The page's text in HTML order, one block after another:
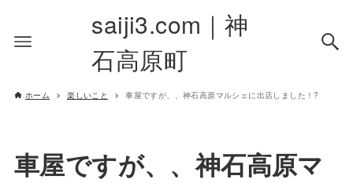
saiji3.com｜神
石高原町
ホーム 楽しいこと 車屋ですが、、神石高原マルシェに出店しました！?
車屋ですが、、神石高原マ